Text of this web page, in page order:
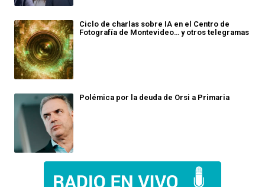
Ciclo de charlas sobre IA en el Centro de
Fotografía de Montevideo… y otros telegramas
Polémica por la deuda de Orsi a Primaria